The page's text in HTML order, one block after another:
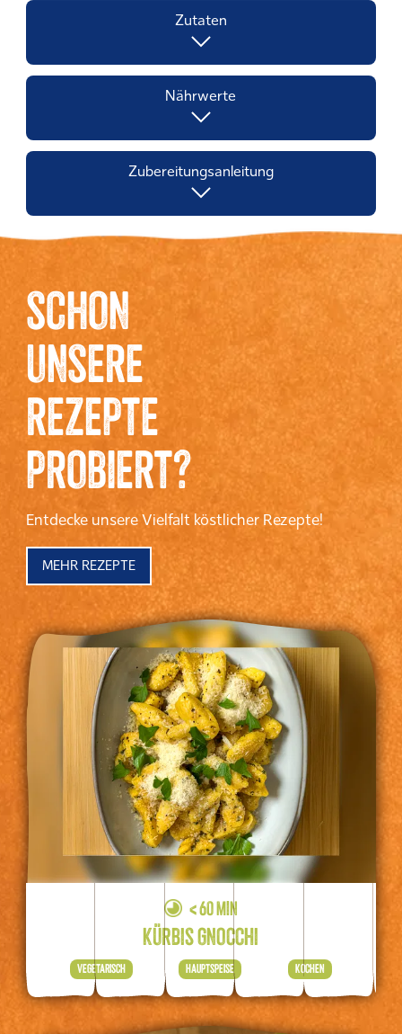
Zutaten
Nährwerte
Zubereitungsanleitung
SCHON
UNSERE
REZEPTE
PROBIERT?
Entdecke unsere Vielfalt köstlicher Rezepte!
MEHR REZEPTE
< 60 MIN
KÜRBIS GNOCCHI
VEGETARISCH HAUPTSPEISE KOCHEN